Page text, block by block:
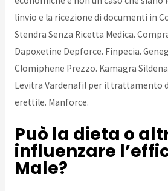
linvio e la ricezione di documenti in
Stendra Senza Ricetta Medica.
Dapoxetine Depforce. Finpecia.
Clomiphene Prezzo. Kamagra
Levitra Vardenafil per il trattamento
erettile. Manforce.
Può la dieta o
influenzare
Male?